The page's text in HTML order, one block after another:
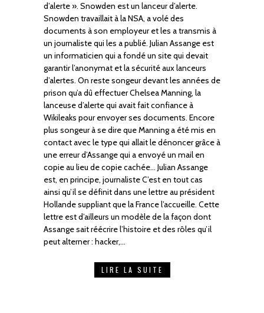
d’alerte ». Snowden est un lanceur d’alerte.
Snowden travaillait à la NSA, a volé des
documents à son employeur et les a transmis à
un journaliste qui les a publié. Julian Assange est
un informaticien qui a fondé un site qui devait
garantir l’anonymat et la sécurité aux lanceurs
d’alertes. On reste songeur devant les années de
prison qu’a dû effectuer Chelsea Manning, la
lanceuse d’alerte qui avait fait confiance à
Wikileaks pour envoyer ses documents. Encore
plus songeur à se dire que Manning a été mis en
contact avec le type qui allait le dénoncer grâce à
une erreur d’Assange qui a envoyé un mail en
copie au lieu de copie cachée… Julian Assange
est, en principe, journaliste C’est en tout cas
ainsi qu’il se définit dans une lettre au président
Hollande suppliant que la France l’accueille. Cette
lettre est d’ailleurs un modèle de la façon dont
Assange sait réécrire l’histoire et des rôles qu’il
peut alterner : hacker,…
LIRE LA SUITE